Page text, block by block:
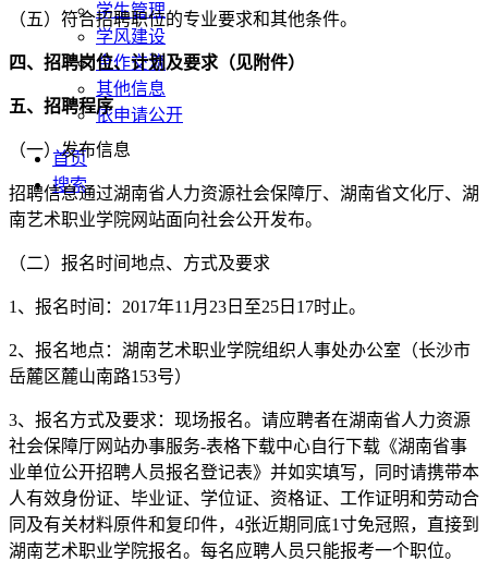
学生管理
学风建设
合作交流
其他信息
依申请公开
首页
搜索
（五）符合招聘职位的专业要求和其他条件。
四、招聘岗位、计划及要求（见附件）
五、招聘程序
（一）发布信息
招聘信息通过湖南省人力资源社会保障厅、湖南省文化厅、湖
南艺术职业学院网站面向社会公开发布。
（二）报名时间地点、方式及要求
1、报名时间：2017年11月23日至25日17时止。
2、报名地点：湖南艺术职业学院组织人事处办公室（长沙市
岳麓区麓山南路153号）
3、报名方式及要求：现场报名。请应聘者在湖南省人力资源
社会保障厅网站办事服务-表格下载中心自行下载《湖南省事
业单位公开招聘人员报名登记表》并如实填写，同时请携带本
人有效身份证、毕业证、学位证、资格证、工作证明和劳动合
同及有关材料原件和复印件，4张近期同底1寸免冠照，直接到
湖南艺术职业学院报名。每名应聘人员只能报考一个职位。